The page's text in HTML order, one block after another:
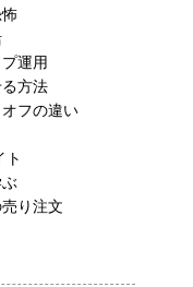
運用
方法
フの違い
ト
り注文